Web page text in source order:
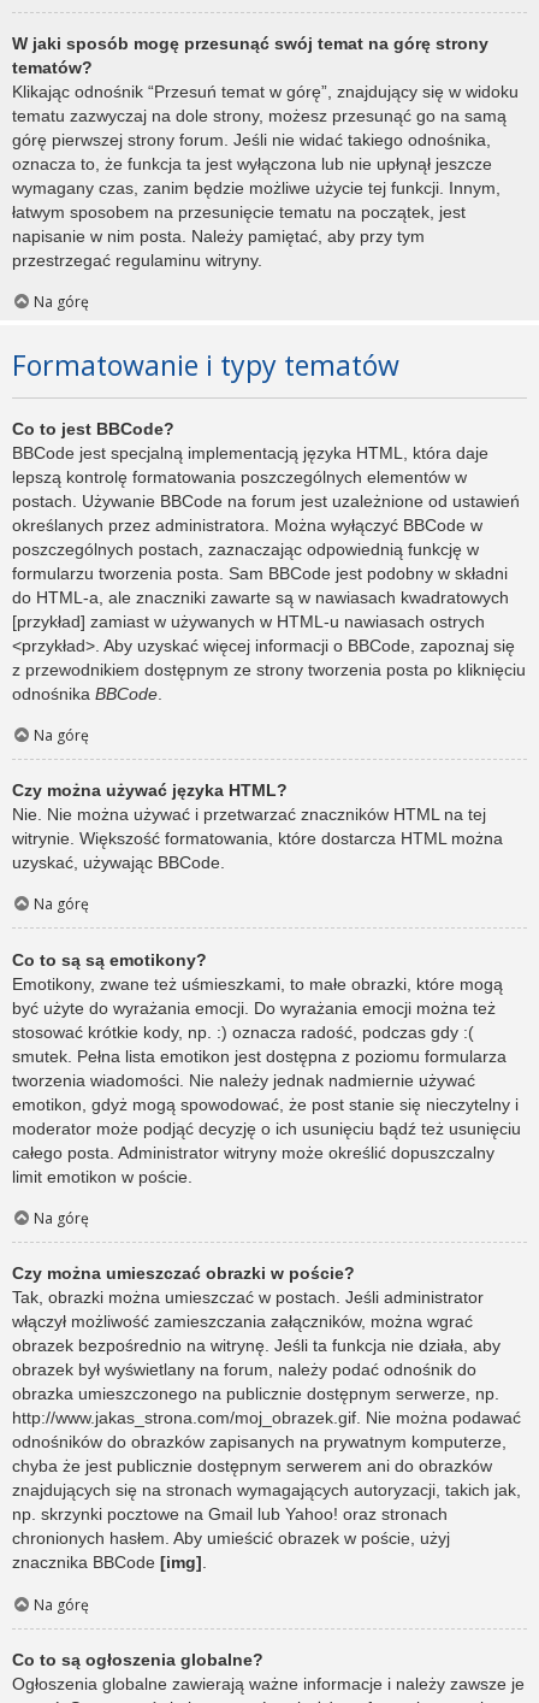
W jaki sposób mogę przesunąć swój temat na górę strony
tematów?
Klikając odnośnik “Przesuń temat w górę”, znajdujący się w widoku
tematu zazwyczaj na dole strony, możesz przesunąć go na samą
górę pierwszej strony forum. Jeśli nie widać takiego odnośnika,
oznacza to, że funkcja ta jest wyłączona lub nie upłynął jeszcze
wymagany czas, zanim będzie możliwe użycie tej funkcji. Innym,
łatwym sposobem na przesunięcie tematu na początek, jest
napisanie w nim posta. Należy pamiętać, aby przy tym
przestrzegać regulaminu witryny.
Na górę
Formatowanie i typy tematów
Co to jest BBCode?
BBCode jest specjalną implementacją języka HTML, która daje
lepszą kontrolę formatowania poszczególnych elementów w
postach. Używanie BBCode na forum jest uzależnione od ustawień
określanych przez administratora. Można wyłączyć BBCode w
poszczególnych postach, zaznaczając odpowiednią funkcję w
formularzu tworzenia posta. Sam BBCode jest podobny w składni
do HTML-a, ale znaczniki zawarte są w nawiasach kwadratowych
[przykład] zamiast w używanych w HTML-u nawiasach ostrych
<przykład>. Aby uzyskać więcej informacji o BBCode, zapoznaj się
z przewodnikiem dostępnym ze strony tworzenia posta po kliknięciu
odnośnika BBCode
Na górę
Czy można używać języka HTML?
Nie. Nie można używać i przetwarzać znaczników HTML na tej
witrynie. Większość formatowania, które dostarcza HTML można
uzyskać, używając BBCode.
Na górę
Co to są są emotikony?
Emotikony, zwane też uśmieszkami, to małe obrazki, które mogą
być użyte do wyrażania emocji. Do wyrażania emocji można też
stosować krótkie kody, np. :) oznacza radość, podczas gdy :(
smutek. Pełna lista emotikon jest dostępna z poziomu formularza
tworzenia wiadomości. Nie należy jednak nadmiernie używać
emotikon, gdyż mogą spowodować, że post stanie się nieczytelny i
moderator może podjąć decyzję o ich usunięciu bądź też usunięciu
całego posta. Administrator witryny może określić dopuszczalny
limit emotikon w poście.
Na górę
Czy można umieszczać obrazki w poście?
Tak, obrazki można umieszczać w postach. Jeśli administrator
włączył możliwość zamieszczania załączników, można wgrać
obrazek bezpośrednio na witrynę. Jeśli ta funkcja nie działa, aby
obrazek był wyświetlany na forum, należy podać odnośnik do
obrazka umieszczonego na publicznie dostępnym serwerze, np.
http://www.jakas_strona.com/moj_obrazek.gif. Nie można podawać
odnośników do obrazków zapisanych na prywatnym komputerze,
chyba że jest publicznie dostępnym serwerem ani do obrazków
znajdujących się na stronach wymagających autoryzacji, takich jak,
np. skrzynki pocztowe na Gmail lub Yahoo! oraz stronach
chronionych hasłem. Aby umieścić obrazek w poście, użyj
znacznika BBCode [img].
Na górę
Co to są ogłoszenia globalne?
Ogłoszenia globalne zawierają ważne informacje i należy zawsze je